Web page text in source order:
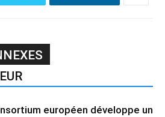
européen développe un